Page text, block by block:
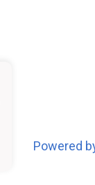
Powered